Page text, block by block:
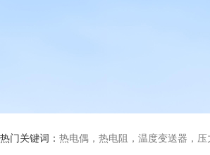
热门关键词： 热电偶，热电阻，温度变送器，压